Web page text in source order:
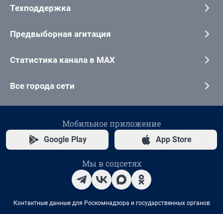
Техподдержка
Предвыборная агитация
Статистика канала в MAX
Все города сети
Мобильное приложение
Google Play App Store
Мы в соцсетях
Контактные данные для Роскомнадзора и государственных органов